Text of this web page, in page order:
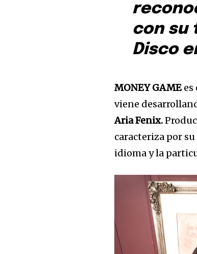
Únete a
sea parte
Para suscribirse,
información está segura
con su
Disco
MONEY GAME es
viene
Aria Fenix.
caracteriza por
idioma y la